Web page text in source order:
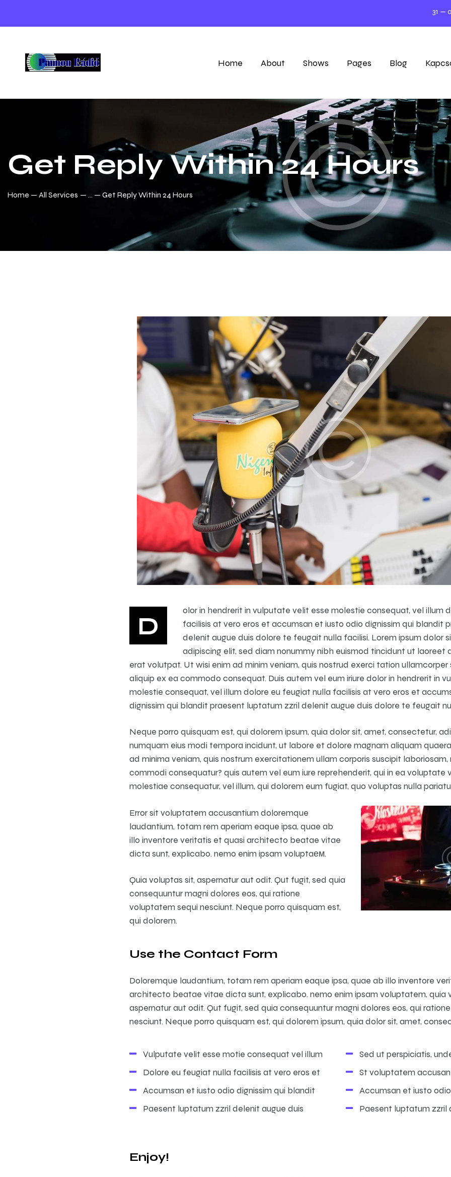
Big
Home About Shows Pages Blog
Get Reply Within 24 Hours
Home All Services ... Get Reply Within 24 Hours
D
olor in hendrerit in vulputate velit esse molestie consequat, vel illum
facilisis at vero eros et accumsan et iusto odio dignissim qui blandit
delenit augue duis dolore te feugait nulla facilisi. Lorem ipsum dolor
adipiscing elit, sed diam nonummy nibh euismod tincidunt ut laoreet
erat volutpat. Ut wisi enim ad minim veniam, quis nostrud exerci tation ullamcorper
aliquip ex ea commodo consequat. Duis autem vel eum iriure dolor in hendrerit in
molestie consequat, vel illum dolore eu feugiat nulla facilisis at vero eros et
dignissim qui blandit praesent luptatum zzril delenit augue duis dolore te feugait
Neque porro quisquam est, qui dolorem ipsum, quia dolor sit, amet, consectetur,
numquam eius modi tempora incidunt, ut labore et dolore magnam aliquam
ad minima veniam, quis nostrum exercitationem ullam corporis suscipit laboriosam,
commodi consequatur? quis autem vel eum iure reprehenderit, qui in ea voluptate
molestiae consequatur, vel illum, qui dolorem eum fugiat, quo voluptas nulla
Error sit voluptatem accusantium doloremque
laudantium, totam rem aperiam eaque ipsa, quae ab
illo inventore veritatis et quasi architecto beatae vitae
dicta sunt, explicabo. nemo enim ipsam voluptaем.
Quia voluptas sit, aspernatur aut odit. Qut fugit, sed quia
consequuntur magni dolores eos, qui ratione
voluptatem sequi nesciunt. Neque porro quisquam est,
qui dolorem.
Use the Contact Form
Doloremque laudantium, totam rem aperiam eaque ipsa, quae ab illo inventore
architecto beatae vitae dicta sunt, explicabo. nemo enim ipsam voluptatem, quia
aspernatur aut odit. Qut fugit, sed quia consequuntur magni dolores eos, qui
nesciunt. Neque porro quisquam est, qui dolorem ipsum, quia dolor sit, amet,
Vulputate velit esse motie consequat vel illum
Dolore eu feugiat nulla facilisis at vero eros et
Accumsan et iusto odio dignissim qui blandit
Paesent luptatum zzril delenit augue duis
Sed ut perspiciatis,
St voluptatem
Accumsan et iusto
Paesent luptatum zzril
Enjoy!